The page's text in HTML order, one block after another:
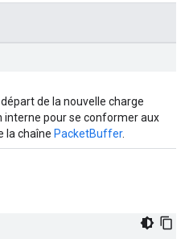
de la nouvelle charge
interne pour se conformer aux
la chaîne PacketBuffer.